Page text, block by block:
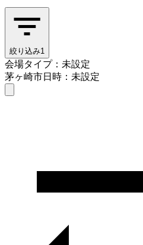
絞り込み1
会場タイプ：未設定
茅ヶ崎市日時：未設定